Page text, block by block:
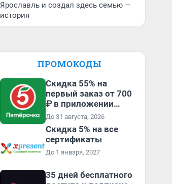
Ярославль и создал здесь семью —
история
ПРОМОКОДЫ
Скидка 55% на
первый заказ от 700
₽ в приложении
Пятёрочка Доставка
До 31 августа, 2026
Скидка 5% на все
сертификаты
До 1 января, 2027
35 дней бесплатного